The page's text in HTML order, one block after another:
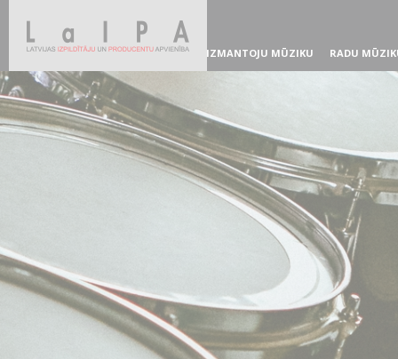
IZMANTOJU MŪZIKU RADU